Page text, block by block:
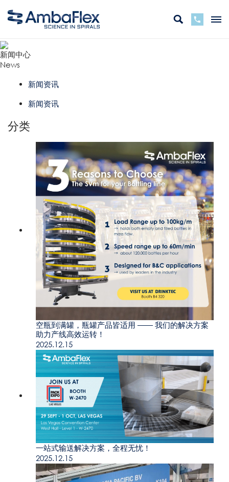
新闻中心
News
新闻资讯
新闻资讯
分类
空瓶到满罐，瓶罐产品皆适用 —— 我们的解决方案
助力产线高效运转！
2025.12.15
一站式输送解决方案，全程无忧！
2025.12.15